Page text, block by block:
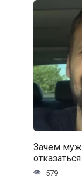
Зачем
579